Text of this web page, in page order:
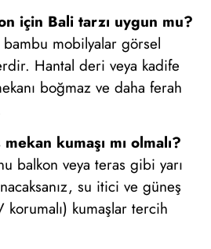
için Bali tarzı uygun mu?
bambu mobilyalar görsel
Hantal deri veya kadife
boğmaz ve daha ferah
kumaşı mı olmalı?
balkon veya teras gibi yarı
su itici ve güneş
korumalı) kumaşlar tercih